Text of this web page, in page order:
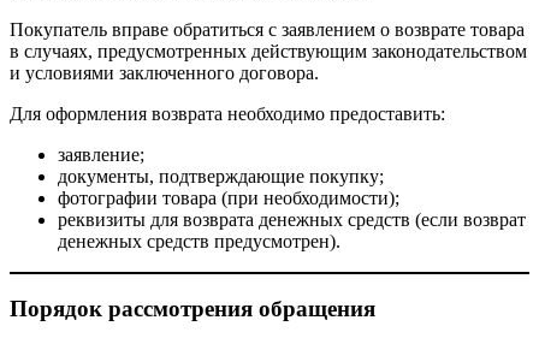
Покупатель вправе обратиться с заявлением о возврате товара
в случаях, предусмотренных действующим законодательством
и условиями заключенного договора.
Для оформления возврата необходимо предоставить:
заявление;
документы, подтверждающие покупку;
фотографии товара (при необходимости);
реквизиты для возврата денежных средств (если возврат
денежных средств предусмотрен).
Порядок рассмотрения обращения